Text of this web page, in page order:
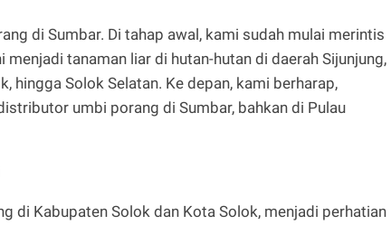
di Sumbar. Di tahap awal, kami sudah mulai merintis
tanaman liar di hutan-hutan di daerah Sijunjung,
hingga Solok Selatan. Ke depan, kami berharap,
umbi porang di Sumbar, bahkan di Pulau
di Kabupaten Solok dan Kota Solok, menjadi perhatian